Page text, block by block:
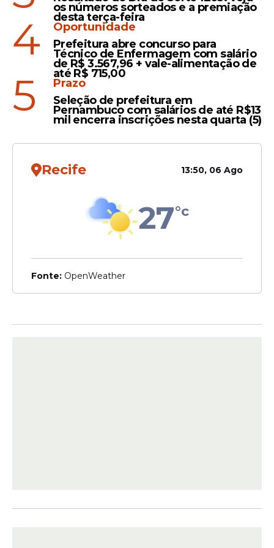
Contra o Vila Nova, o rubro-negro deixou
muitos espaços para o rival e pecou muito
na construção de jogadas, que, em muitas
ocasiões, acabaram em lances perigosos
do adversário. No entanto, apesar de levar
boa dupla de zaga, que é Marcelo Ajul e Zé
Marcos, que se entendem em campo e
costumam ir bem nos duelos um contra
História
que mais revelou
os números sorteados e a premiação
desta terça-feira
4
Oportunidade
Prefeitura abre concurso para
Técnico de Enfermagem com salário
de R$ 3.567,96 + vale-alimentação de
até R$ 715,00
5
Prazo
Seleção de prefeitura em
Pernambuco com salários de até R$13
mil encerra inscrições nesta quarta (5)
Recife 13:50, 06 Ago
27°c
Fonte: OpenWeather